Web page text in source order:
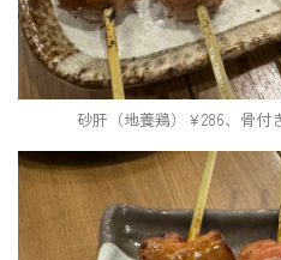
砂肝（地養鶏）￥286、骨付